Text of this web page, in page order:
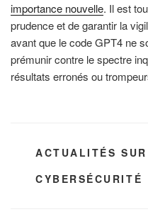
importance nouvelle. Il est
prudence et de garantir la
avant que le code GPT4 ne
prémunir contre le spectre
résultats erronés ou
CATÉGORIES
ACTUALITÉS
ÉTIQUETTES
CYBERSÉCURITÉ